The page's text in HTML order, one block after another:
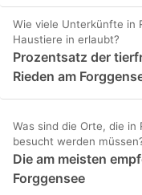
Wie viele Unterkünfte in
Haustiere in erlaubt?
Prozentsatz der
Rieden am
Was sind die Orte, die in
besucht werden
Die am meisten
Forggensee